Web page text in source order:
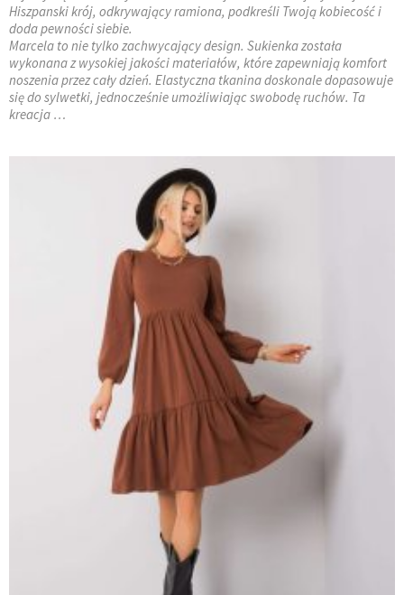
Hiszpanski krój, odkrywający ramiona, podkreśli Twoją kobiecość i
doda pewności siebie.
Marcela to nie tylko zachwycający design. Sukienka została
wykonana z wysokiej jakości materiałów, które zapewniają komfort
noszenia przez cały dzień. Elastyczna tkanina doskonale dopasowuje
się do sylwetki, jednocześnie umożliwiając swobodę ruchów. Ta
kreacja …